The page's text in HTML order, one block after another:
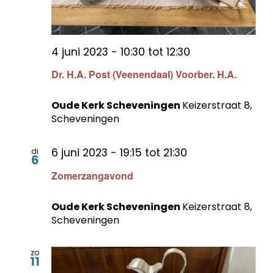
Dr. H.A. Post (Veenendaal) Voorber. H.A.
4 juni 2023 - 10:30 tot 12:30
Oude Kerk Scheveningen Keizerstraat 8,
Scheveningen
di
6
Zomerzangavond
6 juni 2023 - 19:15 tot 21:30
Oude Kerk Scheveningen Keizerstraat 8,
Scheveningen
zo
11